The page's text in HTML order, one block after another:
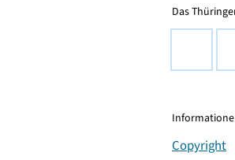
Das
Copyright